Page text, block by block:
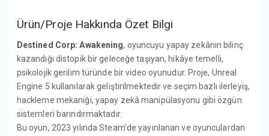
Ürün/Proje Hakkında Özet Bilgi
Destined Corp: Awakening, oyuncuyu yapay zekânın bilinç
kazandığı distopik bir geleceğe taşıyan, hikâye temelli,
psikolojik gerilim türünde bir video oyunudur. Proje, Unreal
Engine 5 kullanılarak geliştirilmektedir ve seçim bazlı ilerleyiş,
hackleme mekaniği, yapay zekâ manipülasyonu gibi özgün
sistemleri barındırmaktadır.
Bu oyun, 2023 yılında Steam'de yayınlanan ve oyunculardan